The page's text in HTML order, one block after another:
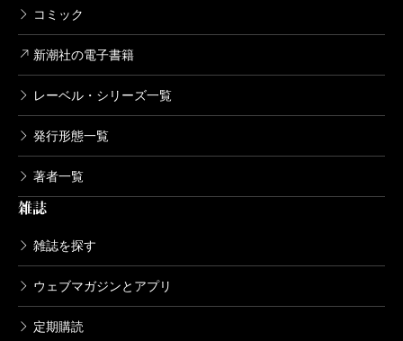
的に多い。泰平の時代は事件も人情も御家騒動もなん
でもござれ、ドラマを作りやすいらしい。時代劇の撮
込んでくる感じがする。
全編を可愛らしいイラストが誘導してくれるが、そ
の情報量たるや圧倒的。折角なので一つ小ネタをご紹
「垢抜ける」の語源は、1日4、5回はザラの入浴好きな
江戸っ子達の肌がパサパサだったことに因るそうだ。
また、公衆浴場は狭く暗かったので、今時期の寒い中
コミック
新潮社の電子書籍
レーベル・シリーズ一覧
発行形態一覧
著者一覧
雑誌
雑誌を探す
ウェブマガジンとアプリ
定期購読